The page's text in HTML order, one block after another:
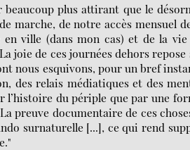
beaucoup plus attirant que le
marche, de notre accès mensuel
ville (dans mon cas) et de la
joie de ces journées dehors
nous esquivons, pour un bref
des relais médiatiques et des
du périple que par une
preuve documentaire de ces
surnaturelle [...], ce qui rend